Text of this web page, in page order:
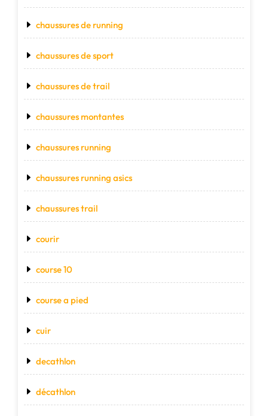
chaussures de running
chaussures de sport
chaussures de trail
chaussures montantes
chaussures running
chaussures running asics
chaussures trail
courir
course 10
course a pied
cuir
decathlon
décathlon